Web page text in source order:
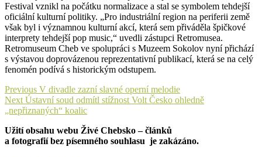
Festival vznikl na počátku normalizace a stal se symbolem tehdejší
oficiální kulturní politiky. „Pro industriální region na periferii země
však byl i významnou kulturní akcí, která sem přiváděla špičkové
interprety tehdejší pop music,“ uvedli zástupci Retromusea.
Retromuseum Cheb ve spolupráci s Muzeem Sokolov nyní přichází
s výstavou doprovázenou reprezentativní publikací, která se na celý
fenomén podívá s historickým odstupem.
Navigace
pro
příspěvek
Previous Previous
post:
V divadle zazní slavné operní melodie
Next Next
post:
Ústavní soud odmítl stížnost Volt Česko ohledně
„nepřiznaných“ koalic
Užití obsahu webu Živé Chebsko – článků
a fotografií bez písemného souhlasu je zakázáno.